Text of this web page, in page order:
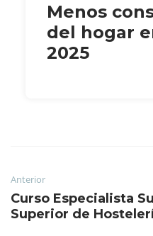
Menos
del hogar
2025
Anterior
Curso Especialista
Superior de